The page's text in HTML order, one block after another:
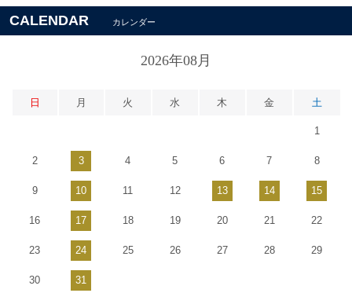
CALENDAR カレンダー
2026年08月
日 月 火 水 木 金 土
1
2 3 4 5 6 7 8
9 10 11 12 13 14 15
16 17 18 19 20 21 22
23 24 25 26 27 28 29
30 31